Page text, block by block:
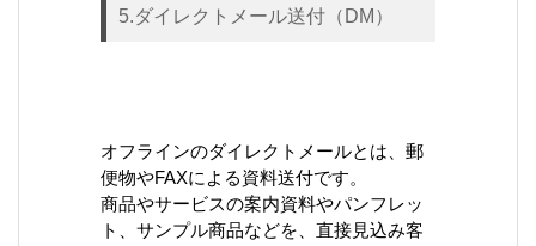
5.ダイレクトメール送付（DM）
オフラインのダイレクトメールとは、郵
便物やFAXによる資料送付です。
商品やサービスの案内資料やパンフレッ
ト、サンプル商品などを、直接見込み客